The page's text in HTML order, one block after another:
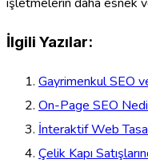
İlgili Yazılar:
Gayrimenkul SEO
On-Page SEO
İnteraktif Web
Çelik Kapı